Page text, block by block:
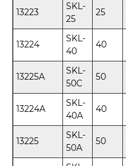
13223
SKL-
25
25
13224
SKL-
40
40
13225A
SKL-
50C
50
13224A
SKL-
40A
40
13225
SKL-
50A
50